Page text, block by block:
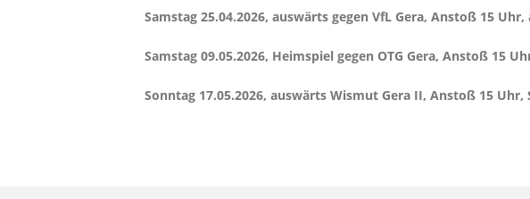
Samstag 25.04.2026, auswärts gegen VfL Gera, Anstoß 15
Samstag 09.05.2026, Heimspiel gegen OTG Gera, Anstoß 15
Sonntag 17.05.2026, auswärts Wismut Gera II, Anstoß 15